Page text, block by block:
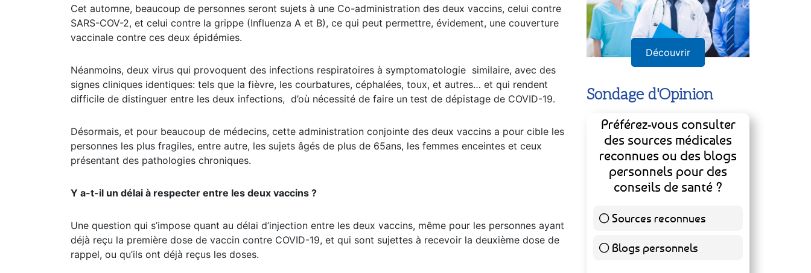
Cet automne, beaucoup de personnes seront sujets à une Co-administration des deux vaccins, celui contre
SARS-COV-2, et celui contre la grippe (Influenza A et B), ce qui peut permettre, évidement, une couverture
vaccinale contre ces deux épidémies.
Néanmoins, deux virus qui provoquent des infections respiratoires à symptomatologie similaire, avec des
signes cliniques identiques: tels que la fièvre, les courbatures, céphalées, toux, et autres… et qui rendent
difficile de distinguer entre les deux infections, d’où nécessité de faire un test de dépistage de COVID-19.
Désormais, et pour beaucoup de médecins, cette administration conjointe des deux vaccins a pour cible les
personnes les plus fragiles, entre autre, les sujets âgés de plus de 65ans, les femmes enceintes et ceux
présentant des pathologies chroniques.
Y a-t-il un délai à respecter entre les deux vaccins ?
Une question qui s’impose quant au délai d’injection entre les deux vaccins, même pour les personnes ayant
déjà reçu la première dose de vaccin contre COVID-19, et qui sont sujettes à recevoir la deuxième dose de
rappel, ou qu’ils ont déjà reçus les doses.
Découvrir
Sondage d'Opinion
Préférez-vous consulter
des sources médicales
reconnues ou des blogs
personnels pour des
conseils de santé ?
Sources reconnues
139 ( 73.16 % )
Blogs personnels51 ( 26.84 % )